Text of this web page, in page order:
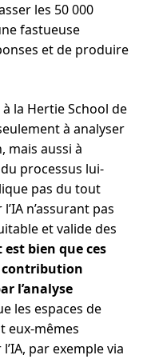
les 50 000
fastueuse
et de produire
la Hertie School de
à analyser
mais aussi à
processus lui-
pas du tout
n’assurant pas
et valide des
bien que ces
contribution
l’analyse
les espaces de
eux-mêmes
par exemple via